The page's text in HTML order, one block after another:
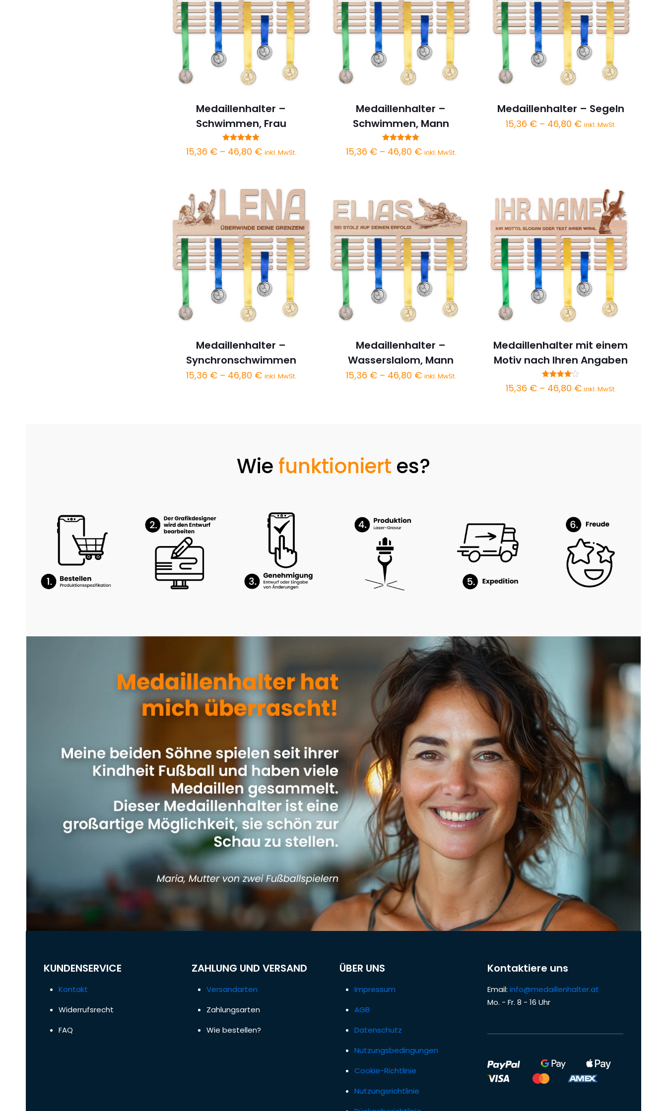
Medaillenhalter –
Schwimmen, Frau
Bewertet
mit
15,36 € – 46,80 €Preisspanne:
46,80 €
inkl. MwSt.
Medaillenhalter –
Schwimmen, Mann
Bewertet
mit
15,36 € – 46,80 €Preisspanne:
inkl. MwSt.
Medaillenhalter – Segeln
15,36 € – 46,80 €Preisspanne:
inkl. MwSt.
Medaillenhalter –
Synchronschwimmen
15,36 € – 46,80 €Preisspanne:
inkl. MwSt.
Medaillenhalter –
Wasserslalom, Mann
15,36 € – 46,80 €Preisspanne:
inkl. MwSt.
Medaillenhalter mit einem
Motiv nach Ihren Angaben
Bewertet
mit
15,36 € – 46,80 €Preisspanne:
inkl. MwSt.
Wie funktioniert es?
KUNDENSERVICE
Kontakt
Widerrufsrecht
FAQ
ZAHLUNG UND VERSAND
Versandarten
Zahlungsarten
Wie bestellen?
ÜBER UNS
Impressum
AGB
Datenschutz
Nutzungsbedingungen
Cookie-Richtlinie
Nutzungsrichtlinie
Kontaktiere uns
Email: info@medaillenhalter.at
Mo. - Fr. 8 - 16 Uhr